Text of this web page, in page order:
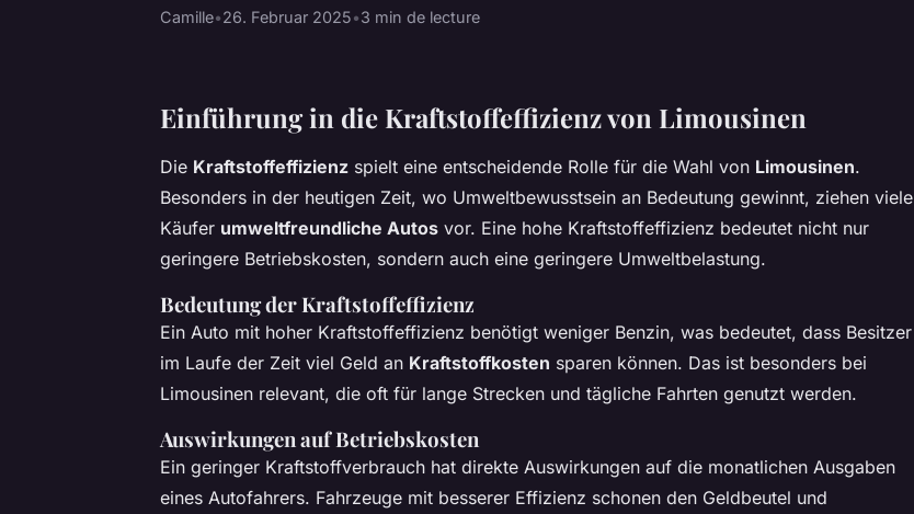
Camille•26. Februar 2025•3 min de lecture
Einführung in die Kraftstoffeffizienz von Limousinen
Die Kraftstoffeffizienz spielt eine entscheidende Rolle für die Wahl von Limousinen.
Besonders in der heutigen Zeit, wo Umweltbewusstsein an Bedeutung gewinnt, ziehen viele
Käufer umweltfreundliche Autos vor. Eine hohe Kraftstoffeffizienz bedeutet nicht nur
geringere Betriebskosten, sondern auch eine geringere Umweltbelastung.
Bedeutung der Kraftstoffeffizienz
Ein Auto mit hoher Kraftstoffeffizienz benötigt weniger Benzin, was bedeutet, dass Besitzer
im Laufe der Zeit viel Geld an Kraftstoffkosten sparen können. Das ist besonders bei
Limousinen relevant, die oft für lange Strecken und tägliche Fahrten genutzt werden.
Auswirkungen auf Betriebskosten
Ein geringer Kraftstoffverbrauch hat direkte Auswirkungen auf die monatlichen Ausgaben
eines Autofahrers. Fahrzeuge mit besserer Effizienz schonen den Geldbeutel und